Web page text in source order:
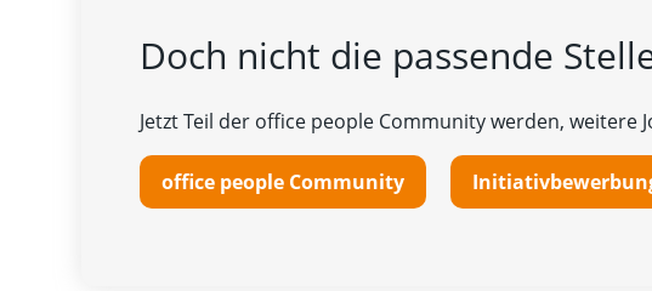
Doch nicht die passende
Jetzt Teil der office people Community werden,
office people Community